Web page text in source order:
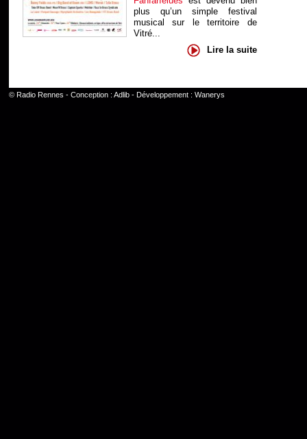
plus qu’un simple festival
musical sur le territoire de
Vitré...
Lire la suite
© Radio Rennes - Conception : Adlib- Développement : Wanerys